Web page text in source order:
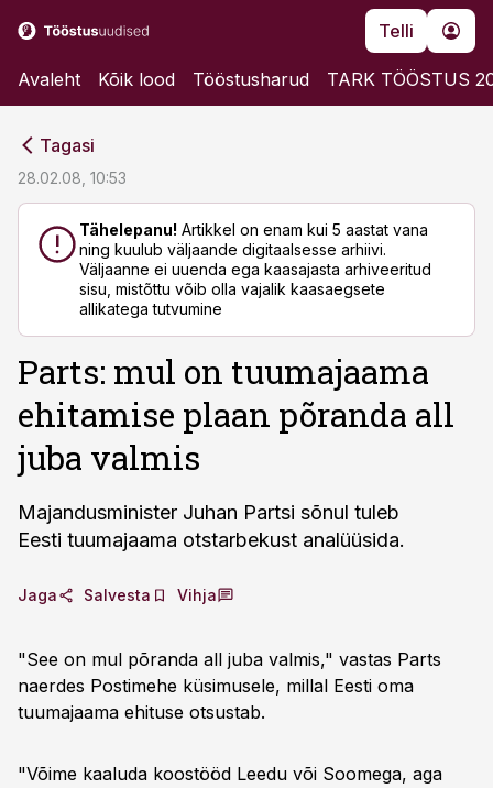
Telli
Avaleht Kõik lood Tööstusharud TARK TÖÖSTUS
Tagasi
28.02.08, 10:53
Tähelepanu! Artikkel on enam kui 5 aastat vana
ning kuulub väljaande digitaalsesse arhiivi.
Väljaanne ei uuenda ega kaasajasta arhiveeritud
sisu, mistõttu võib olla vajalik kaasaegsete
allikatega tutvumine
Parts: mul on tuumajaama
ehitamise plaan põranda all
juba valmis
Majandusminister Juhan Partsi sõnul tuleb
Eesti tuumajaama otstarbekust analüüsida.
Jaga Salvesta Vihja
"See on mul põranda all juba valmis," vastas Parts
naerdes Postimehe küsimusele, millal Eesti oma
tuumajaama ehituse otsustab.
"Võime kaaluda koostööd Leedu või Soomega, aga